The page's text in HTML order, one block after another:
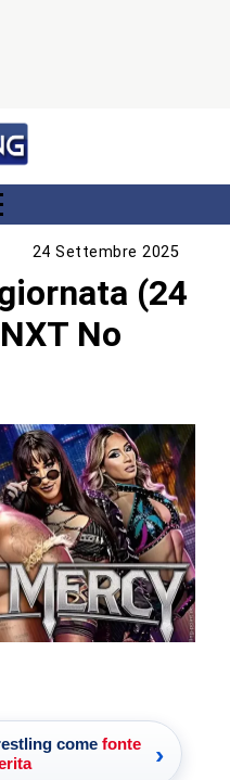
24 Settembre 2025
(24
No
come fonte
›